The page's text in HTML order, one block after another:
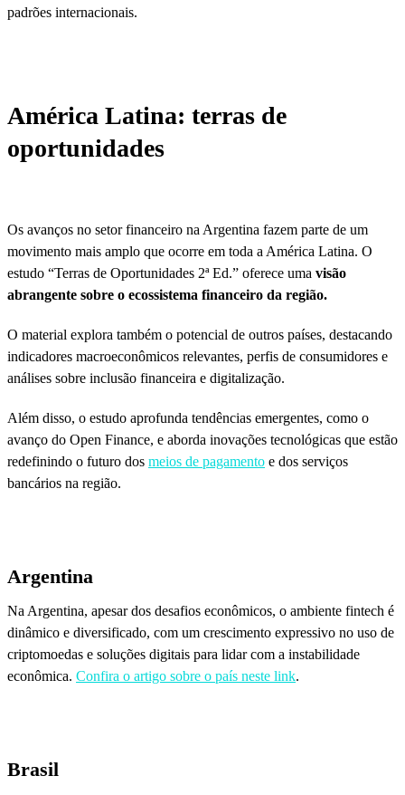
padrões internacionais.
América Latina: terras de
oportunidades
Os avanços no setor financeiro na Argentina fazem parte de um
movimento mais amplo que ocorre em toda a América Latina. O
estudo “Terras de Oportunidades 2ª Ed.” oferece uma visão
abrangente sobre o ecossistema financeiro da região.
O material explora também o potencial de outros países, destacando
indicadores macroeconômicos relevantes, perfis de consumidores e
análises sobre inclusão financeira e digitalização.
Além disso, o estudo aprofunda tendências emergentes, como o
avanço do Open Finance, e aborda inovações tecnológicas que estão
redefinindo o futuro dos meios de pagamento e dos serviços
bancários na região.
Argentina
Na Argentina, apesar dos desafios econômicos, o ambiente fintech é
dinâmico e diversificado, com um crescimento expressivo no uso de
criptomoedas e soluções digitais para lidar com a instabilidade
econômica. Confira o artigo sobre o país neste link.
Brasil